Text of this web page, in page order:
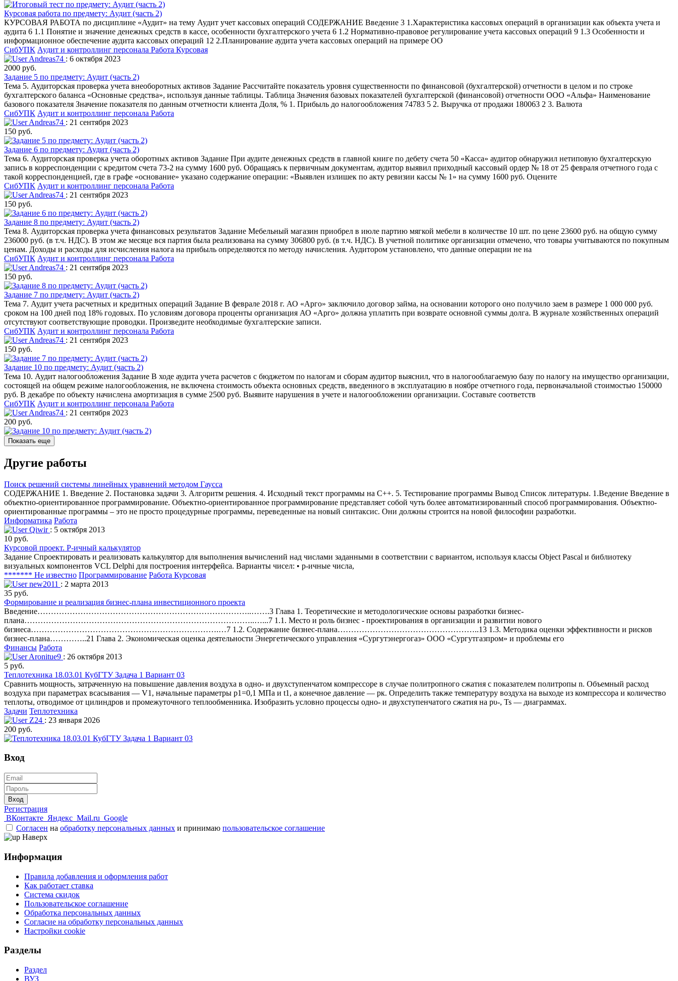
Курсовая работа по предмету: Аудит (часть 2)
КУРСОВАЯ РАБОТА по дисциплине «Аудит» на тему Аудит учет кассовых операций СОДЕРЖАНИЕ Введение 3 1.Характеристика кассовых операций в организации как объекта учета и
аудита 6 1.1 Понятие и значение денежных средств в кассе, особенности бухгалтерского учета 6 1.2 Нормативно-правовое регулирование учета кассовых операций 9 1.3 Особенности и
информационное обеспечение аудита кассовых операций 12 2.Планирование аудита учета кассовых операций на примере ОО
СибУПК Аудит и контроллинг персонала Работа Курсовая
Andreas74 : 6 октября 2023
2000 руб.
Задание 5 по предмету: Аудит (часть 2)
Тема 5. Аудиторская проверка учета внеоборотных активов Задание Рассчитайте показатель уровня существенности по финансовой (бухгалтерской) отчетности в целом и по строке
бухгалтерского баланса «Основные средства», используя данные таблицы. Таблица Значения базовых показателей бухгалтерской (финансовой) отчетности ООО «Альфа» Наименование
базового показателя Значение показателя по данным отчетности клиента Доля, % 1. Прибыль до налогообложения 74783 5 2. Выручка от продажи 180063 2 3. Валюта
СибУПК Аудит и контроллинг персонала Работа
Andreas74 : 21 сентября 2023
150 руб.
Задание 6 по предмету: Аудит (часть 2)
Тема 6. Аудиторская проверка учета оборотных активов Задание При аудите денежных средств в главной книге по дебету счета 50 «Касса» аудитор обнаружил нетиповую бухгалтерскую
запись в корреспонденции с кредитом счета 73-2 на сумму 1600 руб. Обращаясь к первичным документам, аудитор выявил приходный кассовый ордер № 18 от 25 февраля отчетного года с
такой корреспонденцией, где в графе «основание» указано содержание операции: «Выявлен излишек по акту ревизии кассы № 1» на сумму 1600 руб. Оцените
СибУПК Аудит и контроллинг персонала Работа
Andreas74 : 21 сентября 2023
150 руб.
Задание 8 по предмету: Аудит (часть 2)
Тема 8. Аудиторская проверка учета финансовых результатов Задание Мебельный магазин приобрел в июле партию мягкой мебели в количестве 10 шт. по цене 23600 руб. на общую сумму
236000 руб. (в т.ч. НДС). В этом же месяце вся партия была реализована на сумму 306800 руб. (в т.ч. НДС). В учетной политике организации отмечено, что товары учитываются по покупным
ценам. Доходы и расходы для исчисления налога на прибыль определяются по методу начисления. Аудитором установлено, что данные операции не на
СибУПК Аудит и контроллинг персонала Работа
Andreas74 : 21 сентября 2023
150 руб.
Задание 7 по предмету: Аудит (часть 2)
Тема 7. Аудит учета расчетных и кредитных операций Задание В феврале 2018 г. АО «Арго» заключило договор займа, на основании которого оно получило заем в размере 1 000 000 руб.
сроком на 100 дней под 18% годовых. По условиям договора проценты организация АО «Арго» должна уплатить при возврате основной суммы долга. В журнале хозяйственных операций
отсутствуют соответствующие проводки. Произведите необходимые бухгалтерские записи.
СибУПК Аудит и контроллинг персонала Работа
Andreas74 : 21 сентября 2023
150 руб.
Задание 10 по предмету: Аудит (часть 2)
Тема 10. Аудит налогообложения Задание В ходе аудита учета расчетов с бюджетом по налогам и сборам аудитор выяснил, что в налогооблагаемую базу по налогу на имущество организации,
состоящей на общем режиме налогообложения, не включена стоимость объекта основных средств, введенного в эксплуатацию в ноябре отчетного года, первоначальной стоимостью 150000
руб. В декабре по объекту начислена амортизация в сумме 2500 руб. Выявите нарушения в учете и налогообложении организации. Составьте соответств
СибУПК Аудит и контроллинг персонала Работа
Andreas74 : 21 сентября 2023
200 руб.
Показать еще
Другие работы
Поиск решений системы линейных уравнений методом Гаусса
СОДЕРЖАНИЕ 1. Введение 2. Постановка задачи 3. Алгоритм решения. 4. Исходный текст программы на С++. 5. Тестирование программы Вывод Список литературы. 1.Ведение Введение в
объектно-ориентированное программирование. Объектно-ориентированное программирование представляет собой чуть более автоматизированный способ программирования. Объектно-
ориентированные программы – это не просто процедурные программы, переведенные на новый синтаксис. Они должны строится на новой философии разработки.
Информатика Работа
Qiwir : 5 октября 2013
10 руб.
Курсовой проект. P-ичный калькулятор
Задание Спроектировать и реализовать калькулятор для выполнения вычислений над числами заданными в соответствии с вариантом, используя классы Object Pascal и библиотеку
визуальных компонентов VCL Delphi для построения интерфейса. Варианты чисел: • р-ичные числа,
******* Не известно Программирование Работа Курсовая
new2011 : 2 марта 2013
35 руб.
Формирование и реализация бизнес-плана инвестиционного проекта
Введение……………………………………………………………………..…….3 Глава 1. Теоретические и методологические основы разработки бизнес-
плана…………………………………………………………………………..…...7 1.1. Место и роль бизнес - проектирования в организации и развитии нового
бизнеса…………………………………………………………….…7 1.2. Содержание бизнес-плана……………………………………………..13 1.3. Методика оценки эффективности и рисков
бизнес-плана…………..21 Глава 2. Экономическая оценка деятельности Энергетического управления «Сургутэнергогаз» ООО «Сургутгазпром» и проблемы его
Финансы Работа
Aronitue9 : 26 октября 2013
5 руб.
Теплотехника 18.03.01 КубГТУ Задача 1 Вариант 03
Сравнить мощность, затраченную на повышение давления воздуха в одно- и двухступенчатом компрессоре в случае политропного сжатия с показателем политропы n. Объемный расход
воздуха при параметрах всасывания — V1, начальные параметры р1=0,1 МПа и t1, а конечное давление — рк. Определить также температуру воздуха на выходе из компрессора и количество
теплоты, отводимое от цилиндров и промежуточного теплообменника. Изобразить условно процессы одно- и двухступенчатого сжатия на рυ-, Ts — диаграммах.
Задачи Теплотехника
Z24 : 23 января 2026
200 руб.
Вход
Вход
Регистрация
ВКонтакте Яндекс Mail.ru Google
Согласен на обработку персональных данных и принимаю пользовательское соглашение
Наверх
Информация
Правила добавления и оформления работ
Как работает ставка
Система скидок
Пользовательское соглашение
Обработка персональных данных
Согласие на обработку персональных данных
Настройки cookie
Разделы
Раздел
ВУЗ